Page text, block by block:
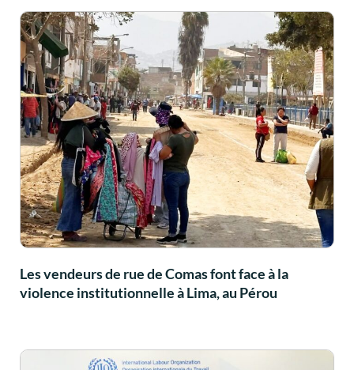
Les vendeurs de rue de Comas font face à la
violence institutionnelle à Lima, au Pérou